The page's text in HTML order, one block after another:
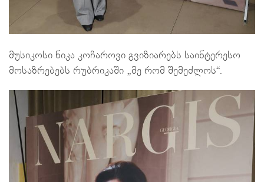
მუსიკოსი ნიკა კოჩაროვი გვიზიარებს საინტერესო
მოსაზრებებს რუბრიკაში „მე რომ შემეძლოს“.